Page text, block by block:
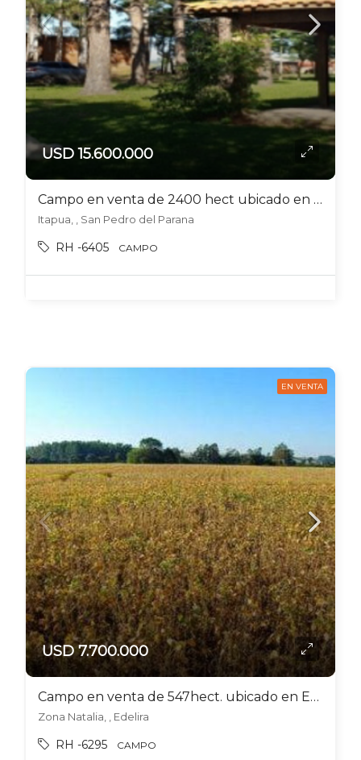
USD 15.600.000
Campo en venta de 2400 hect ubicado en San Pedro del Parana
Itapua, , San Pedro del Parana
RH -6405 CAMPO
EN VENTA
USD 7.700.000
Campo en venta de 547hect. ubicado en Edelira
Zona Natalia, , Edelira
RH -6295 CAMPO